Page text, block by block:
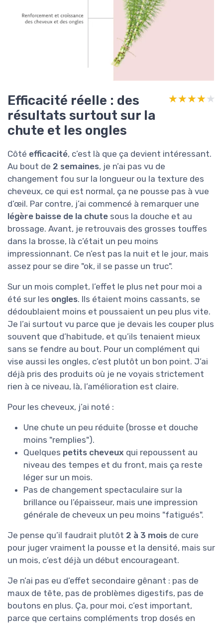
Efficacité réelle : des
résultats surtout sur la
chute et les ongles
★★★★★
★★★★★
Côté efficacité, c’est là que ça devient intéressant.
Au bout de 2 semaines, je n’ai pas vu de
changement fou sur la longueur ou la texture des
cheveux, ce qui est normal, ça ne pousse pas à vue
d’œil. Par contre, j’ai commencé à remarquer une
légère baisse de la chute sous la douche et au
brossage. Avant, je retrouvais des grosses touffes
dans la brosse, là c’était un peu moins
impressionnant. Ce n’est pas la nuit et le jour, mais
assez pour se dire "ok, il se passe un truc".
Sur un mois complet, l’effet le plus net pour moi a
été sur les ongles. Ils étaient moins cassants, se
dédoublaient moins et poussaient un peu plus vite.
Je l’ai surtout vu parce que je devais les couper plus
souvent que d’habitude, et qu’ils tenaient mieux
sans se fendre au bout. Pour un complément qui
vise aussi les ongles, c’est plutôt un bon point. J’ai
déjà pris des produits où je ne voyais strictement
rien à ce niveau, là, l’amélioration est claire.
Pour les cheveux, j’ai noté :
Une chute un peu réduite (brosse et douche
moins "remplies").
Quelques petits cheveux qui repoussent au
niveau des tempes et du front, mais ça reste
léger sur un mois.
Pas de changement spectaculaire sur la
brillance ou l’épaisseur, mais une impression
générale de cheveux un peu moins "fatigués".
Je pense qu’il faudrait plutôt 2 à 3 mois de cure
pour juger vraiment la pousse et la densité, mais sur
un mois, c’est déjà un début encourageant.
Je n’ai pas eu d’effet secondaire gênant : pas de
maux de tête, pas de problèmes digestifs, pas de
boutons en plus. Ça, pour moi, c’est important,
parce que certains compléments trop dosés en